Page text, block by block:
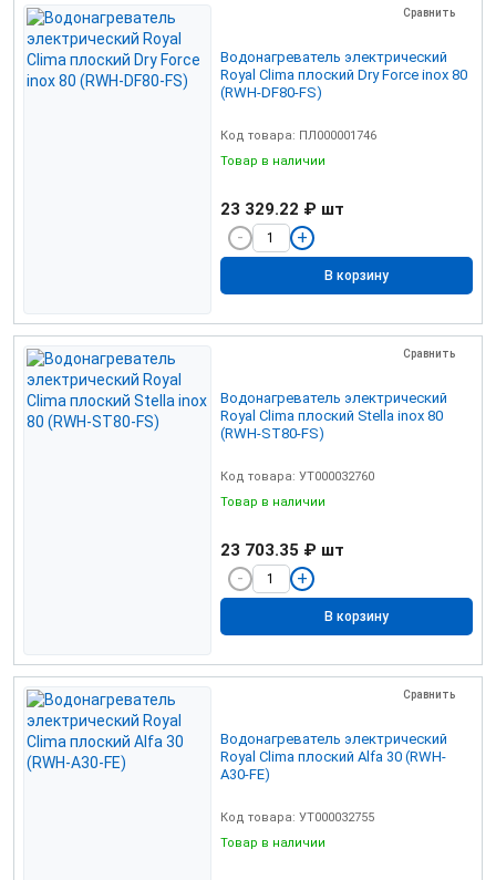
Сравнить
Водонагреватель электрический
Royal Clima плоский Dry Force inox 80
(RWH-DF80-FS)
Код товара: ПЛ000001746
Товар в наличии
23 329.22 ₽ шт
В корзину
Сравнить
Водонагреватель электрический
Royal Clima плоский Stella inox 80
(RWH-ST80-FS)
Код товара: УТ000032760
Товар в наличии
23 703.35 ₽ шт
В корзину
Сравнить
Водонагреватель электрический
Royal Clima плоский Alfa 30 (RWH-
A30-FE)
Код товара: УТ000032755
Товар в наличии